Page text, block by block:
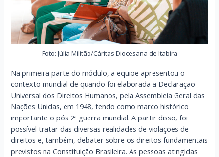
Foto: Júlia Militão/Cáritas Diocesana de Itabira
Na primeira parte do módulo, a equipe apresentou o
contexto mundial de quando foi elaborada a Declaração
Universal dos Direitos Humanos, pela Assembleia Geral das
Nações Unidas, em 1948, tendo como marco histórico
importante o pós 2ª guerra mundial. A partir disso, foi
possível tratar das diversas realidades de violações de
direitos e, também, debater sobre os direitos fundamentais
previstos na Constituição Brasileira. As pessoas atingidas